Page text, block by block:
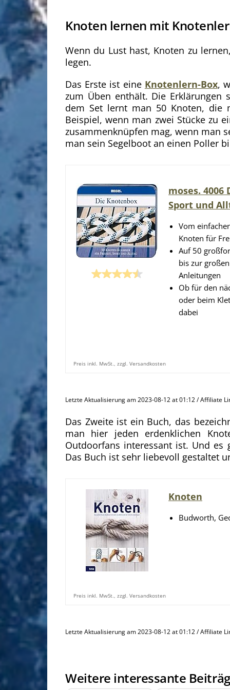
Knoten lernen mit
Wenn du Lust hast, Knoten zu
legen.
Das Erste ist eine Knotenlern-Box,
zum Üben enthält. Die
dem Set lernt man 50 Knoten, die
Beispiel, wenn man zwei Stücke zu
zusammenknüpfen mag, wenn man
man sein Segelboot an einen Poller
moses.
Sport und
Vom
Knoten für
Auf 50
bis zur
Anleitungen
Ob für den
oder beim
dabei
Preis inkl. MwSt., zzgl. Versandkosten
Letzte Aktualisierung am 2023-08-12 at 01:12 / Affiliate
Das Zweite ist ein Buch, das
man hier jeden erdenklichen
Outdoorfans interessant ist. Und es
Das Buch ist sehr liebevoll gestaltet
Knoten
Budworth,
Preis inkl. MwSt., zzgl. Versandkosten
Letzte Aktualisierung am 2023-08-12 at 01:12 / Affiliate
Weitere interessante